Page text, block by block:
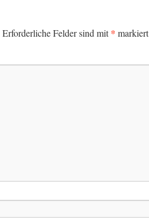
Erforderliche Felder sind mit* markiert